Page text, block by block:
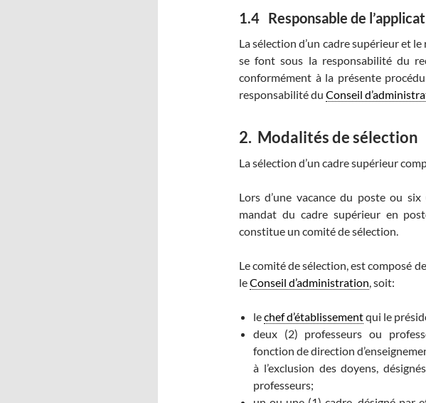
1.4 Responsable de
La sélection d’un cadre supérieur et
se font sous la responsabilité du
conformément à la présente
responsabilité du Conseil
2. Modalités de sélection
La sélection d’un cadre supérieur
Lors d’une vacance du poste ou
mandat du cadre supérieur en
constitue un comité de sélection.
Le comité de sélection, est composé
leConseil d’administration, soit:
lechef d’établissementqui le
deux (2) professeurs ou
fonction de direction
à l’exclusion des doyens,
professeurs;